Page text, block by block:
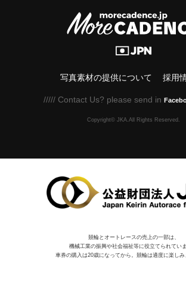
写真素材の提供について 採用
///// Contact Us? please send in
Copyright© JKA.All Rights Reserved.
競輪とオートレースの売上の一部は、
機械⼯業の振興や社会福祉等に役⽴てられていま
車券の購入は20歳になってから。競輪は適度に楽しみ